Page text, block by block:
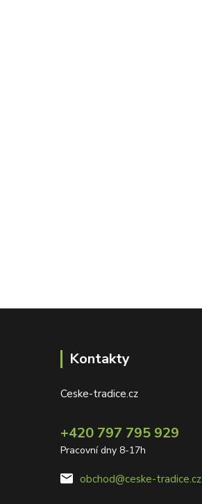
Kontakty
Ceske-tradice.cz
+420 797 795 929
Pracovní dny 8-17h
obchod@ceske-tradice.cz